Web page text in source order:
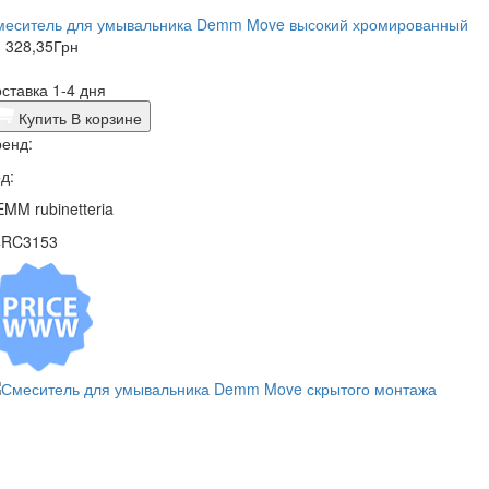
для умывальника Demm Move высокий хромированный
328,35Грн
1-4 дня
Купить В корзине
rubinetteria